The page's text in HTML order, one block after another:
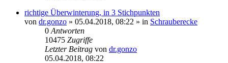
richtige Überwinterung, in 3 Stichpunkten
von dr.gonzo » 05.04.2018, 08:22 » in Schrauberecke
0 Antworten
10475 Zugriffe
Letzter Beitrag von dr.gonzo
05.04.2018, 08:22